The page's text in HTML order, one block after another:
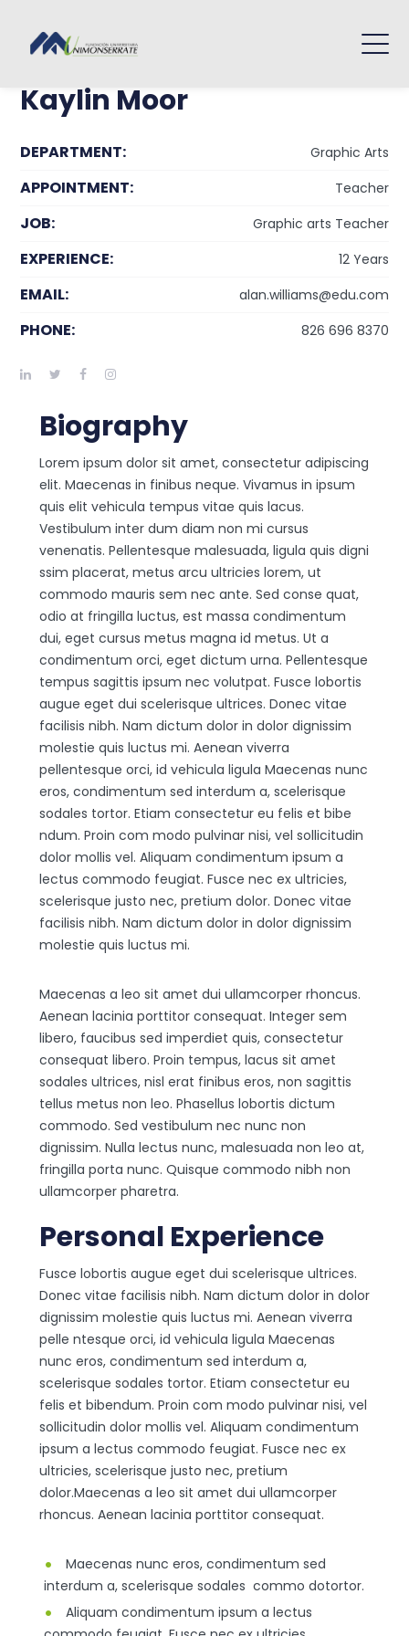
Kaylin Moor
DEPARTMENT: Graphic Arts
APPOINTMENT: Teacher
JOB: Graphic arts Teacher
EXPERIENCE: 12 Years
EMAIL: alan.williams@edu.com
PHONE: 826 696 8370
Biography
Lorem ipsum dolor sit amet, consectetur adipiscing
elit. Maecenas in finibus neque. Vivamus in ipsum
quis elit vehicula tempus vitae quis lacus.
Vestibulum inter dum diam non mi cursus
venenatis. Pellentesque malesuada, ligula quis digni
ssim placerat, metus arcu ultricies lorem, ut
commodo mauris sem nec ante. Sed conse quat,
odio at fringilla luctus, est massa condimentum
dui, eget cursus metus magna id metus. Ut a
condimentum orci, eget dictum urna. Pellentesque
tempus sagittis ipsum nec volutpat. Fusce lobortis
augue eget dui scelerisque ultrices. Donec vitae
facilisis nibh. Nam dictum dolor in dolor dignissim
molestie quis luctus mi. Aenean viverra
pellentesque orci, id vehicula ligula Maecenas nunc
eros, condimentum sed interdum a, scelerisque
sodales tortor. Etiam consectetur eu felis et bibe
ndum. Proin com modo pulvinar nisi, vel sollicitudin
dolor mollis vel. Aliquam condimentum ipsum a
lectus commodo feugiat. Fusce nec ex ultricies,
scelerisque justo nec, pretium dolor. Donec vitae
facilisis nibh. Nam dictum dolor in dolor dignissim
molestie quis luctus mi.
Maecenas a leo sit amet dui ullamcorper rhoncus.
Aenean lacinia porttitor consequat. Integer sem
libero, faucibus sed imperdiet quis, consectetur
consequat libero. Proin tempus, lacus sit amet
sodales ultrices, nisl erat finibus eros, non sagittis
tellus metus non leo. Phasellus lobortis dictum
commodo. Sed vestibulum nec nunc non
dignissim. Nulla lectus nunc, malesuada non leo at,
fringilla porta nunc. Quisque commodo nibh non
ullamcorper pharetra.
Personal Experience
Fusce lobortis augue eget dui scelerisque ultrices.
Donec vitae facilisis nibh. Nam dictum dolor in dolor
dignissim molestie quis luctus mi. Aenean viverra
pelle ntesque orci, id vehicula ligula Maecenas
nunc eros, condimentum sed interdum a,
scelerisque sodales tortor. Etiam consectetur eu
felis et bibendum. Proin com modo pulvinar nisi, vel
sollicitudin dolor mollis vel. Aliquam condimentum
ipsum a lectus commodo feugiat. Fusce nec ex
ultricies, scelerisque justo nec, pretium
dolor.Maecenas a leo sit amet dui ullamcorper
rhoncus. Aenean lacinia porttitor consequat.
Maecenas nunc eros, condimentum sed
interdum a, scelerisque sodales commo dotortor.
Aliquam condimentum ipsum a lectus